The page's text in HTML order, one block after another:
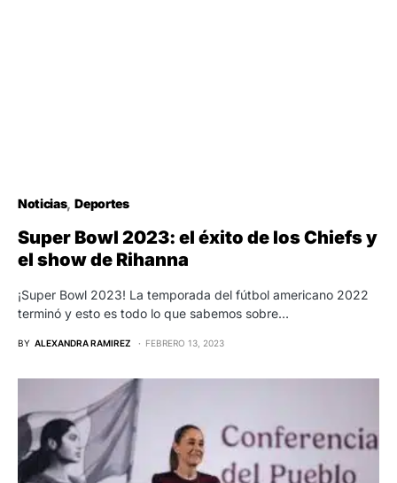
Noticias Deportes
Super Bowl 2023: el éxito de los Chiefs y
el show de Rihanna
¡Super Bowl 2023! La temporada del fútbol americano 2022
terminó y esto es todo lo que sabemos sobre…
BY ALEXANDRA RAMIREZ FEBRERO 13, 2023